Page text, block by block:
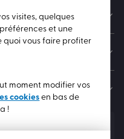
visites, quelques
et une
quoi vous faire profiter
moment modifier vos
cookiesen bas de
!